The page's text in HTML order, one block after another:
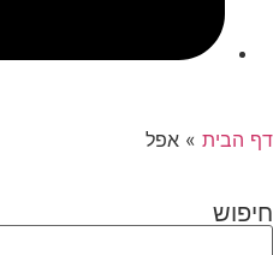
דף הבית » אפל
חיפוש